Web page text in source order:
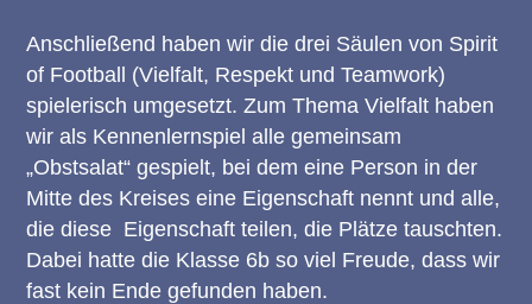
Anschließend haben wir die drei Säulen von Spirit
of Football (Vielfalt, Respekt und Teamwork)
spielerisch umgesetzt. Zum Thema Vielfalt haben
wir als Kennenlernspiel alle gemeinsam
„Obstsalat“ gespielt, bei dem eine Person in der
Mitte des Kreises eine Eigenschaft nennt und alle,
die diese Eigenschaft teilen, die Plätze tauschten.
Dabei hatte die Klasse 6b so viel Freude, dass wir
fast kein Ende gefunden haben.